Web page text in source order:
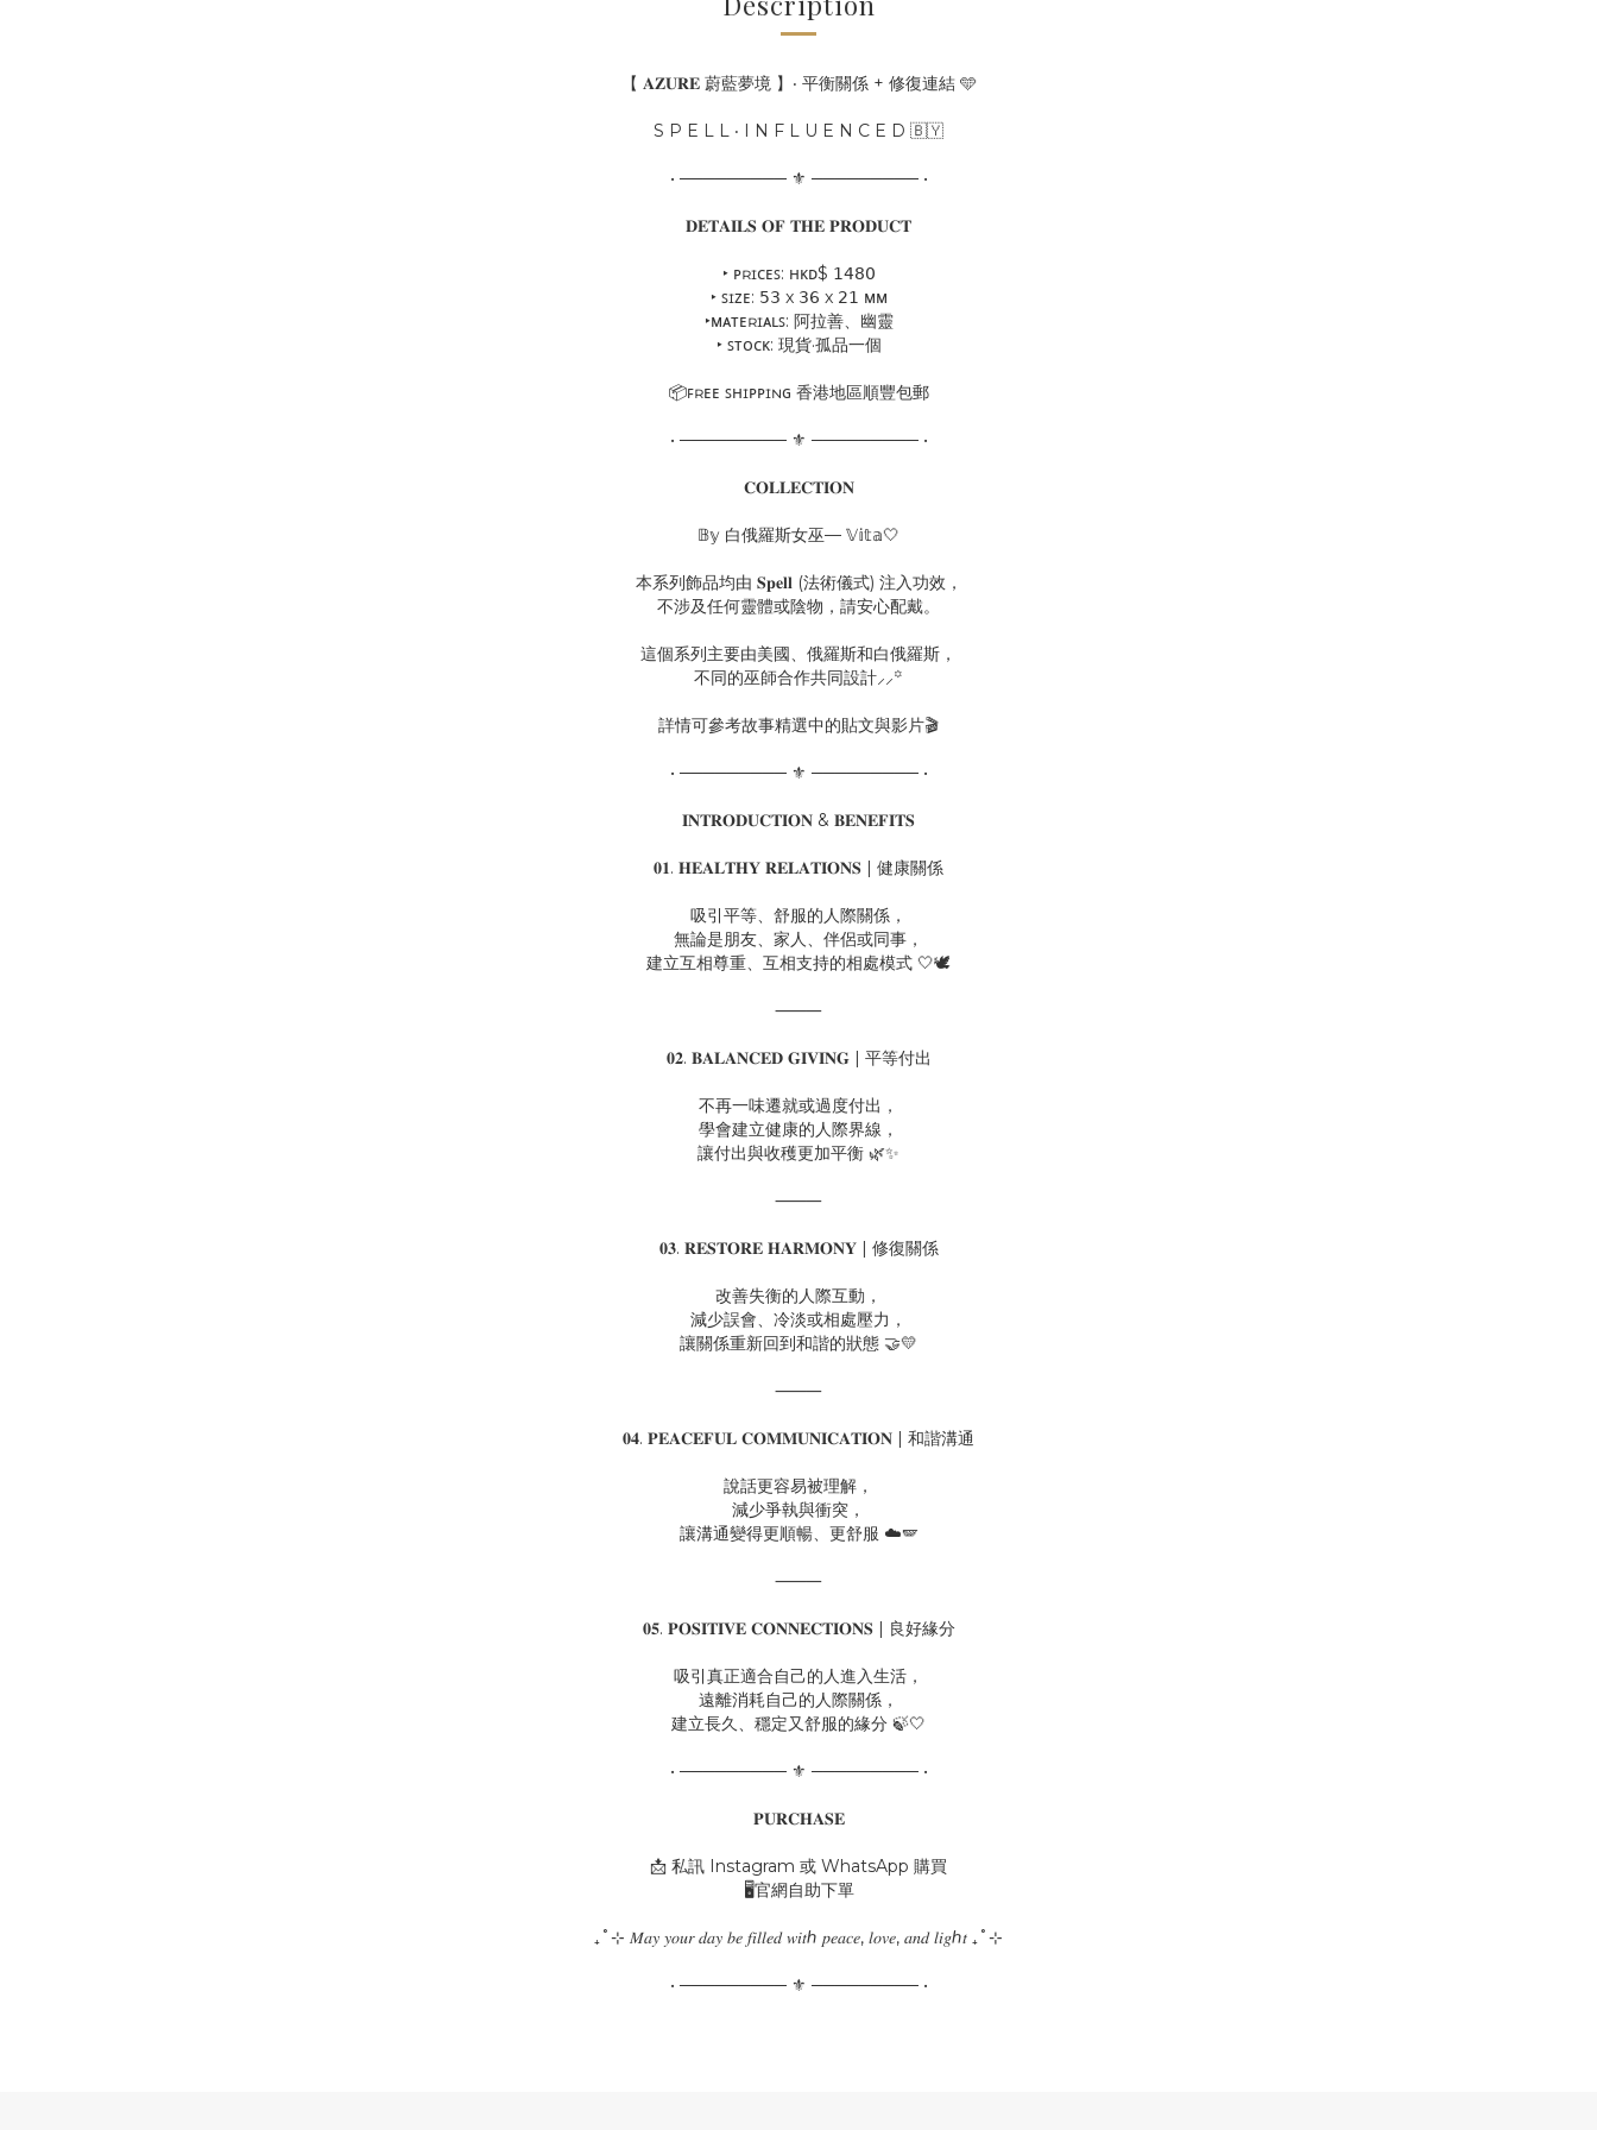
【 𝐀𝐙𝐔𝐑𝐄 蔚藍夢境 】‧ 平衡關係 + 修復連結 🩵
S P E L L ‧ I N F L U E N C E D 🇧🇾
• ───────── ⚜ ───────── •
𝐃𝐄𝐓𝐀𝐈𝐋𝐒 𝐎𝐅 𝐓𝐇𝐄 𝐏𝐑𝐎𝐃𝐔𝐂𝐓
‣ ᴘʀɪᴄᴇꜱ: ʜᴋᴅ$ 𝟣𝟦𝟪𝟢
‣ ꜱɪᴢᴇ: 𝟧𝟥 x 𝟥𝟨 x 𝟤𝟣 ᴍᴍ
‣ᴍᴀᴛᴇʀɪᴀʟꜱ: 阿拉善、幽靈
‣ ꜱᴛᴏᴄᴋ: 現貨·孤品一個
📦ꜰʀᴇᴇ ꜱʜɪᴘᴘɪɴɢ 香港地區順豐包郵
• ───────── ⚜ ───────── •
𝐂𝐎𝐋𝐋𝐄𝐂𝐓𝐈𝐎𝐍
𝔹𝕪 白俄羅斯女巫— 𝕍𝕚𝕥𝕒🤍
本系列飾品均由 𝐒𝐩𝐞𝐥𝐥 (法術儀式) 注入功效，
不涉及任何靈體或陰物，請安心配戴。
這個系列主要由美國、俄羅斯和白俄羅斯，
不同的巫師合作共同設計⸝⸝꙳
詳情可參考故事精選中的貼文與影片🎬
• ───────── ⚜ ───────── •
𝐈𝐍𝐓𝐑𝐎𝐃𝐔𝐂𝐓𝐈𝐎𝐍 & 𝐁𝐄𝐍𝐄𝐅𝐈𝐓𝐒
𝟎𝟏. 𝐇𝐄𝐀𝐋𝐓𝐇𝐘 𝐑𝐄𝐋𝐀𝐓𝐈𝐎𝐍𝐒 | 健康關係
吸引平等、舒服的人際關係，
無論是朋友、家人、伴侶或同事，
建立互相尊重、互相支持的相處模式 🤍🕊️
⸻
𝟎𝟐. 𝐁𝐀𝐋𝐀𝐍𝐂𝐄𝐃 𝐆𝐈𝐕𝐈𝐍𝐆 | 平等付出
不再一味遷就或過度付出，
學會建立健康的人際界線，
讓付出與收穫更加平衡 🌿✨
⸻
𝟎𝟑. 𝐑𝐄𝐒𝐓𝐎𝐑𝐄 𝐇𝐀𝐑𝐌𝐎𝐍𝐘 | 修復關係
改善失衡的人際互動，
減少誤會、冷淡或相處壓力，
讓關係重新回到和諧的狀態 🤝💛
⸻
𝟎𝟒. 𝐏𝐄𝐀𝐂𝐄𝐅𝐔𝐋 𝐂𝐎𝐌𝐌𝐔𝐍𝐈𝐂𝐀𝐓𝐈𝐎𝐍 | 和諧溝通
說話更容易被理解，
減少爭執與衝突，
讓溝通變得更順暢、更舒服 ☁️🪽
⸻
𝟎𝟓. 𝐏𝐎𝐒𝐈𝐓𝐈𝐕𝐄 𝐂𝐎𝐍𝐍𝐄𝐂𝐓𝐈𝐎𝐍𝐒 | 良好緣分
吸引真正適合自己的人進入生活，
遠離消耗自己的人際關係，
建立長久、穩定又舒服的緣分 🍃🤍
• ───────── ⚜ ───────── •
𝐏𝐔𝐑𝐂𝐇𝐀𝐒𝐄
📩 私訊 Instagram 或 WhatsApp 購買
🖥️官網自助下單
₊˚⊹ 𝑀𝑎𝑦 𝑦𝑜𝑢𝑟 𝑑𝑎𝑦 𝑏𝑒 𝑓𝑖𝑙𝑙𝑒𝑑 𝑤𝑖𝑡ℎ 𝑝𝑒𝑎𝑐𝑒, 𝑙𝑜𝑣𝑒, 𝑎𝑛𝑑 𝑙𝑖𝑔ℎ𝑡 ₊˚⊹
• ───────── ⚜ ───────── •